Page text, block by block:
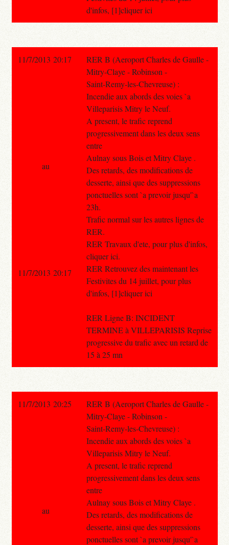
d'infos, [1]cliquer ici
11/7/2013 20:17
RER B (Aeroport Charles de Gaulle -
Mitry-Claye - Robinson -
Saint-Remy-les-Chevreuse) :
Incendie aux abords des voies `a
Villeparisis Mitry le Neuf.
A present, le trafic reprend
progressivement dans les deux sens
entre
Aulnay sous Bois et Mitry Claye .
Des retards, des modifications de
desserte, ainsi que des suppressions
ponctuelles sont `a prevoir jusqu'`a
23h.
Trafic normal sur les autres lignes de
RER.
RER Travaux d'ete, pour plus d'infos,
cliquer ici.
RER Retrouvez des maintenant les
Festivites du 14 juillet, pour plus
d'infos, [1]cliquer ici
RER Ligne B: INCIDENT
TERMINE à VILLEPARISIS Reprise
progressive du trafic avec un retard de
15 à 25 mn
au
11/7/2013 20:17
11/7/2013 20:25
RER B (Aeroport Charles de Gaulle -
Mitry-Claye - Robinson -
Saint-Remy-les-Chevreuse) :
Incendie aux abords des voies `a
Villeparisis Mitry le Neuf.
A present, le trafic reprend
progressivement dans les deux sens
entre
Aulnay sous Bois et Mitry Claye .
Des retards, des modifications de
desserte, ainsi que des suppressions
ponctuelles sont `a prevoir jusqu'`a
au